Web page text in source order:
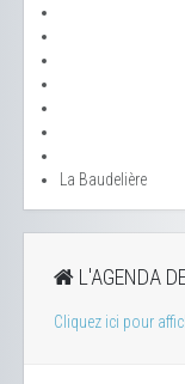
La Baudelière
L'AGENDA
Cliquez ici pour